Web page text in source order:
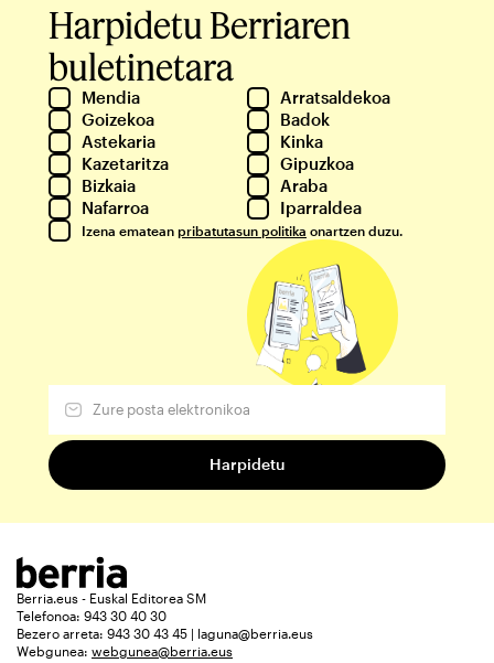
Harpidetu Berriaren
buletinetara
Mendia
Arratsaldekoa
Goizekoa
Badok
Astekaria
Kinka
Kazetaritza
Gipuzkoa
Bizkaia
Araba
Nafarroa
Iparraldea
Izena ematean pribatutasun politika onartzen duzu.
Berria.eus - Euskal Editorea SM
Telefonoa: 943 30 40 30
Bezero arreta: 943 30 43 45 | laguna@berria.eus
Webgunea: webgunea@berria.eus